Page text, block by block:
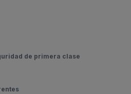
de primera clase